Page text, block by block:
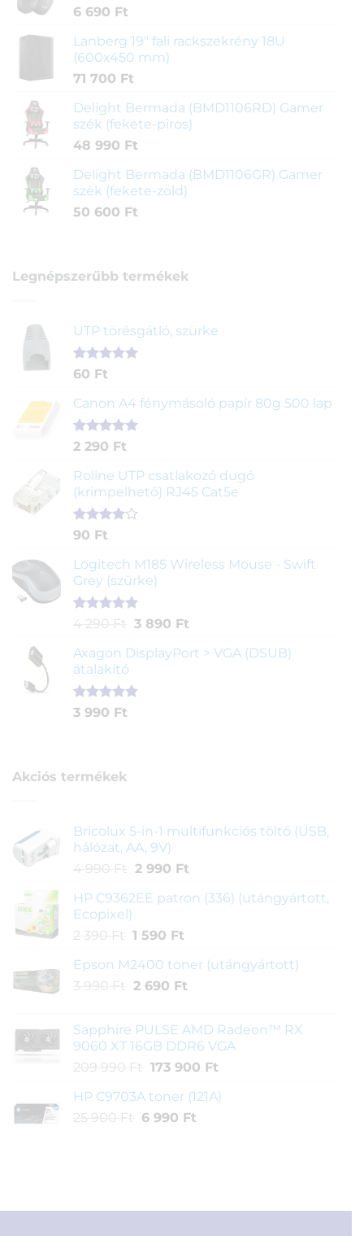
6 690 Ft
Lanberg 19" fali rackszekrény 18U
(600x450 mm)
71 700 Ft
Delight Bermada (BMD1106RD) Gamer
szék (fekete-piros)
48 990 Ft
Delight Bermada (BMD1106GR) Gamer
szék (fekete-zöld)
50 600 Ft
Legnépszerűbb termékek
UTP törésgátló, szürke
Értékelés
ből,
1
értékelés
alapján
60 Ft
Canon A4 fénymásoló papír 80g 500 lap
Értékelés
ből,
2
értékelés
alapján
2 290 Ft
Roline UTP csatlakozó dugó
(krimpelhető) RJ45 Cat5e
Értékelés
5-ből,
2
értékelés
alapján
90 Ft
Logitech M185 Wireless Mouse - Swift
Grey (szürke)
Értékelés
ből,
1
értékelés
alapján
4 290 Ft Original
was:
290 Ft.
3 890 FtCurrent
is:
Axagon DisplayPort > VGA (DSUB)
átalakító
Értékelés
1
3 990 Ft
Akciós termékek
Bricolux 5-in-1 multifunkciós töltő (USB,
hálózat, AA, 9V)
4 990 Ft Original
was:
990 Ft.
2 990 FtCurrent
is:
HP C9362EE patron (336) (utángyártott,
Ecopixel)
2 390 Ft Original
was:
2
1 590 FtCurrent
is:
1
Epson M2400 toner (utángyártott)
3 990 Ft Original
3
990 Ft.
2 690 FtCurrent
2
690 Ft.
Sapphire PULSE AMD Radeon™ RX
9060 XT 16GB DDR6 VGA
209 990 Ft Original
was:
209
173 900 FtCurrent
is:
HP C9703A toner (121A)
25 900 Ft
Original
6 990 FtCurrent